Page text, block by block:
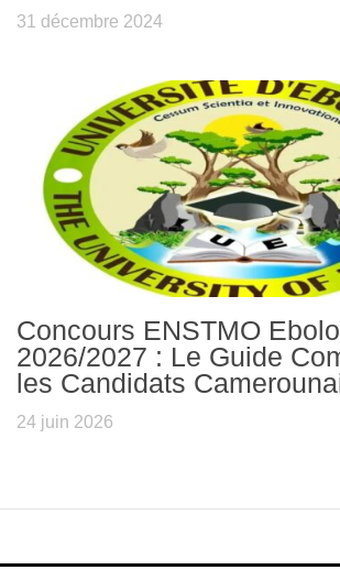
31 décembre 2024
Concours ENSTMO
2026/2027 : Le Guide
les Candidats
24 juin 2026